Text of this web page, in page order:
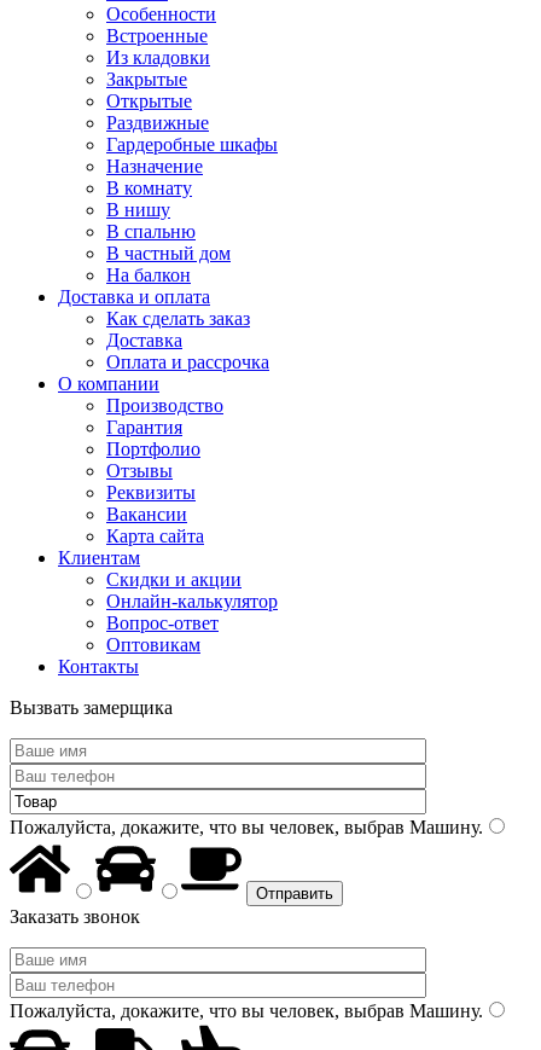
Особенности
Встроенные
Из кладовки
Закрытые
Открытые
Раздвижные
Гардеробные шкафы
Назначение
В комнату
В нишу
В спальню
В частный дом
На балкон
Доставка и оплата
Как сделать заказ
Доставка
Оплата и рассрочка
О компании
Производство
Гарантия
Портфолио
Отзывы
Реквизиты
Вакансии
Карта сайта
Клиентам
Скидки и акции
Онлайн-калькулятор
Вопрос-ответ
Оптовикам
Контакты
Вызвать замерщика
Пожалуйста, докажите, что вы человек, выбрав Машину.
Заказать звонок
Пожалуйста, докажите, что вы человек, выбрав Машину.